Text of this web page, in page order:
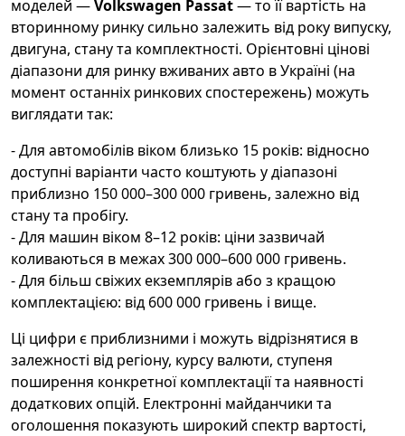
моделей —Volkswagen Passat— то її вартість на
вторинному ринку сильно залежить від року випуску,
двигуна, стану та комплектності. Орієнтовні цінові
діапазони для ринку вживаних авто в Україні (на
момент останніх ринкових спостережень) можуть
виглядати так:
- Для автомобілів віком близько 15 років: відносно
доступні варіанти часто коштують у діапазоні
приблизно 150 000–300 000 гривень, залежно від
стану та пробігу.
- Для машин віком 8–12 років: ціни зазвичай
коливаються в межах 300 000–600 000 гривень.
- Для більш свіжих екземплярів або з кращою
комплектацією: від 600 000 гривень і вище.
Ці цифри є приблизними і можуть відрізнятися в
залежності від регіону, курсу валюти, ступеня
поширення конкретної комплектації та наявності
додаткових опцій. Електронні майданчики та
оголошення показують широкий спектр вартості,